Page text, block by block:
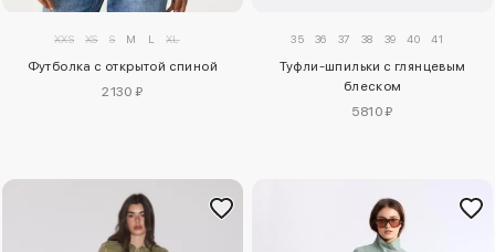
XXS XS S M L XL
Футболка с открытой спиной
2130 ₽
35 36 37 38 39 40 41
Туфли-шпильки с глянцевым
блеском
5810 ₽